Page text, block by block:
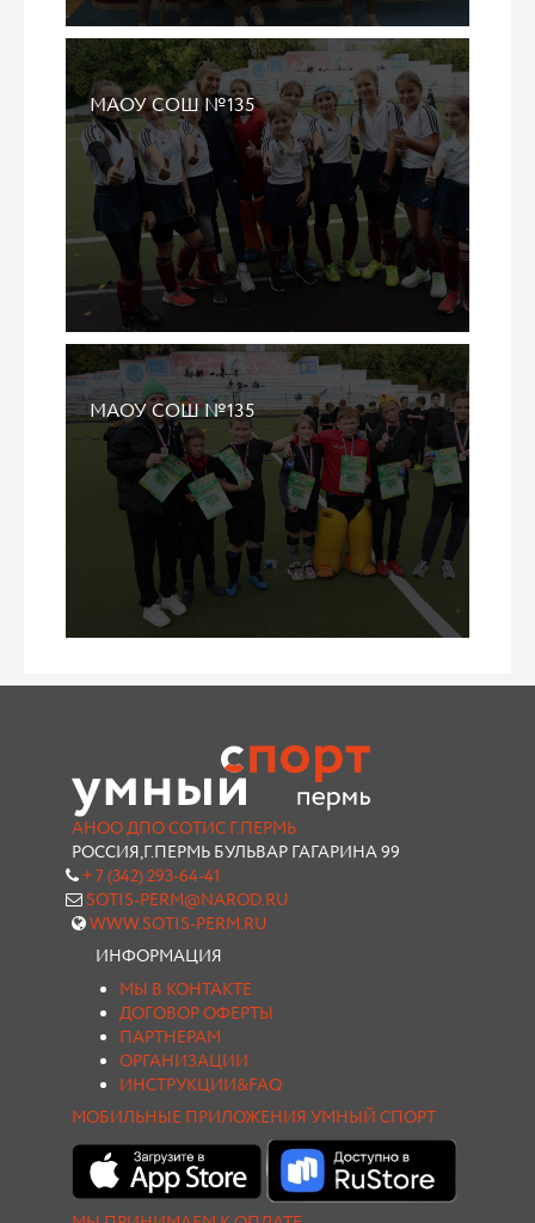
МАОУ СОШ №135
МАОУ СОШ №135
АНОО ДПО СОТИС Г.ПЕРМЬ
РОССИЯ,Г.ПЕРМЬ БУЛЬВАР ГАГАРИНА 99
+ 7 (342) 293-64-41
SOTIS-PERM@NAROD.RU
WWW.SOTIS-PERM.RU
ИНФОРМАЦИЯ
МЫ В КОНТАКТЕ
ДОГОВОР ОФЕРТЫ
ПАРТНЕРАМ
ОРГАНИЗАЦИИ
ИНСТРУКЦИИ&FAQ
МОБИЛЬНЫЕ ПРИЛОЖЕНИЯ УМНЫЙ СПОРТ